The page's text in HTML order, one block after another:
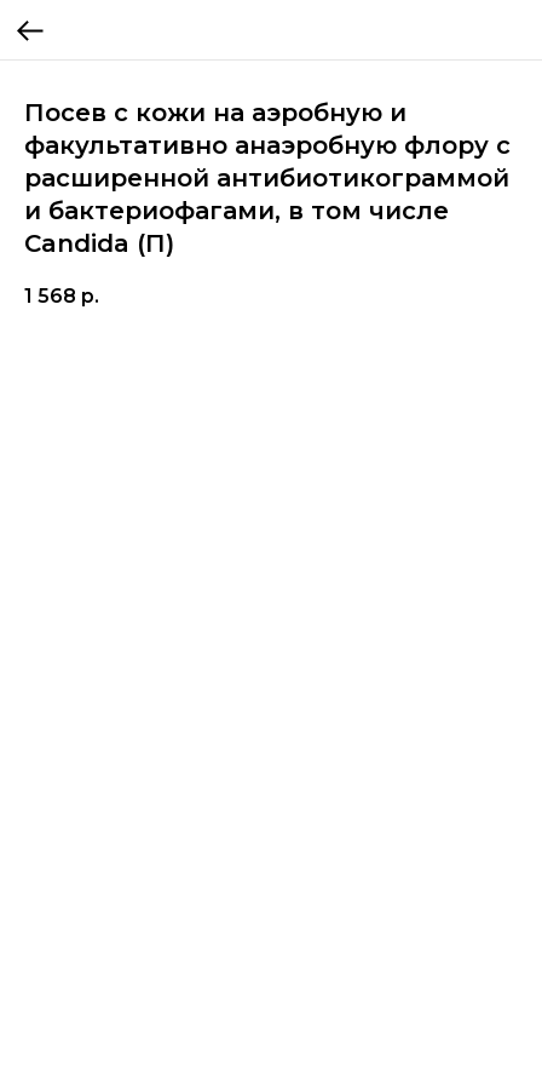
Посев с кожи на аэробную и
факультативно анаэробную флору с
расширенной антибиотикограммой
и бактериофагами, в том числе
Candida (П)
1 568 р.